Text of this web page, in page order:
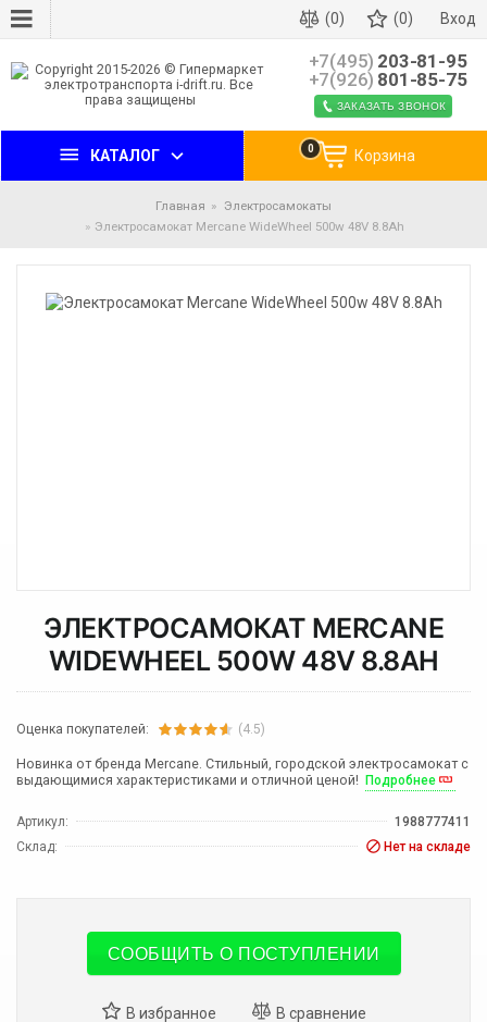
Вход
(0) (0)
+7(495) 203-81-95
+7(926) 801-85-75
ЗАКАЗАТЬ ЗВОНОК
КАТАЛОГ Корзина
0
Главная
Электросамокаты
Электросамокат Mercane WideWheel 500w 48V 8.8Ah
ЭЛЕКТРОСАМОКАТ MERCANE
WIDEWHEEL 500W 48V 8.8AH
Оценка покупателей: (4.5)
Новинка от бренда Mercane. Стильный, городской электросамокат с
выдающимися характеристиками и отличной ценой! Подробнее
Артикул:
1988777411
Склад:
Нет на складе
СООБЩИТЬ О ПОСТУПЛЕНИИ